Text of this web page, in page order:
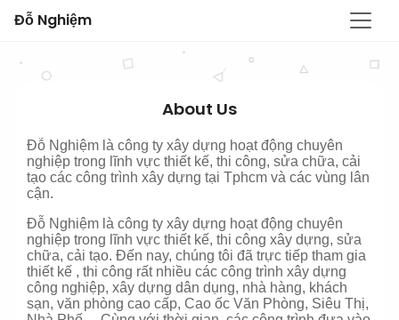
Đỗ Nghiệm
About Us